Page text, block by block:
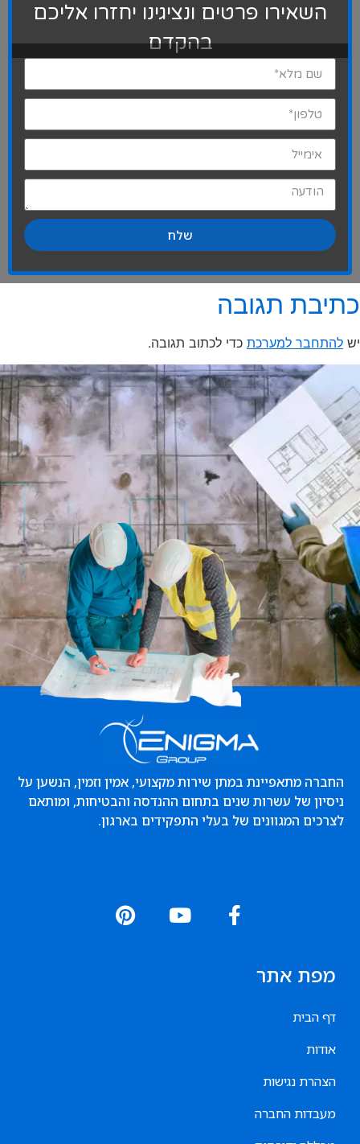
השאירו פרטים ונציגינו יחזרו אליכם
בהקדם
שלח
כתיבת תגובה
יש להתחבר למערכת כדי לכתוב תגובה.
החברה מתאפיינת במתן שירות מקצועי, אמין וזמין, הנשען על
ניסיון של עשרות שנים בתחום ההנדסה והבטיחות, ומותאם
לצרכים המגוונים של בעלי התפקידים בארגון.
מפת אתר
דף הבית
אודות
הצהרת נגישות
מעבדות החברה